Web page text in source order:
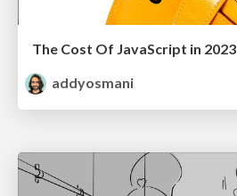
The Cost Of JavaScript in 2023
addyosmani